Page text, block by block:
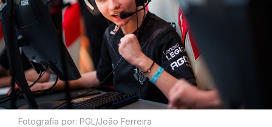
Fotografia por: PGL/João Ferreira